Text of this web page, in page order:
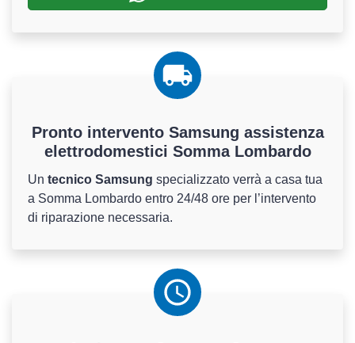
Pronto intervento Samsung assistenza
elettrodomestici Somma Lombardo
Un tecnico Samsung specializzato verrà a casa tua
a Somma Lombardo entro 24/48 ore per l’intervento
di riparazione necessaria.